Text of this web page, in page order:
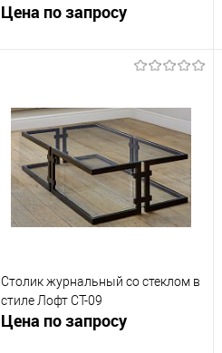
Цена по запросу
Купить в 1 клик
К сравнению
В избранное
Под заказ
Столик журнальный со стеклом в
стиле Лофт СТ-09
Цена по запросу